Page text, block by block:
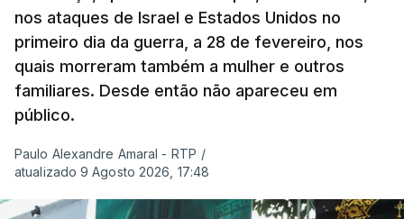
nos ataques de Israel e Estados Unidos no
primeiro dia da guerra, a 28 de fevereiro, nos
quais morreram também a mulher e outros
familiares. Desde então não apareceu em
público.
Paulo Alexandre Amaral - RTP /
atualizado 9 Agosto 2026, 17:48